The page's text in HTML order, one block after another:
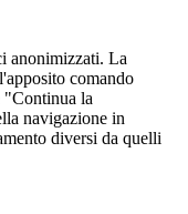
anonimizzati. La
comando
"Continua la
navigazione in
diversi da quelli